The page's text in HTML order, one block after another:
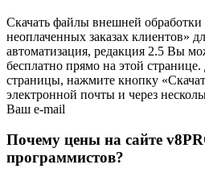
Скачать файлы внешней
неоплаченных заказах клиентов»
автоматизация, редакция 2.5 Вы
бесплатно прямо на этой
страницы, нажмите кнопку
электронной почты и через
Ваш e-mail
Почему цены на сайте
программистов?